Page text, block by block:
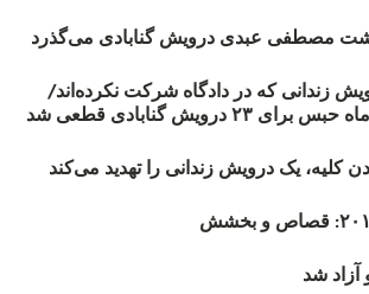
مصطفی عبدی درویش گنابادی می‌گذرد
حکم ۲۳ درویش زندانی که در دادگاه شرکت نکرده‌اند/
کلیه، یک درویش زندانی را تهدید می‌کند
شد